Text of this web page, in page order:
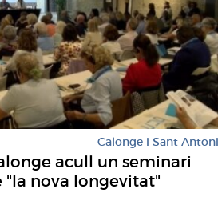
Calonge i Sant Antoni
acull un seminari
"la nova longevitat"